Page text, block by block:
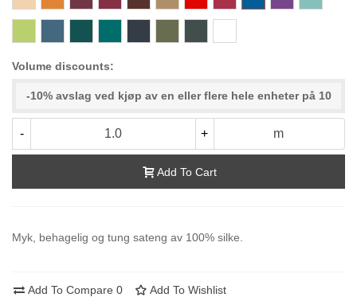
Volume discounts:
-10% avslag ved kjøp av en eller flere hele enheter på 10
- + m
Add To Cart
Myk, behagelig og tung sateng av 100% silke.
Add To Compare 0 Add To Wishlist